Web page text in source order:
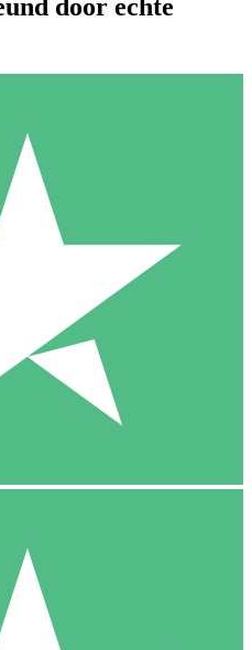
Geen maandelijkse
1000
20 00
door echte